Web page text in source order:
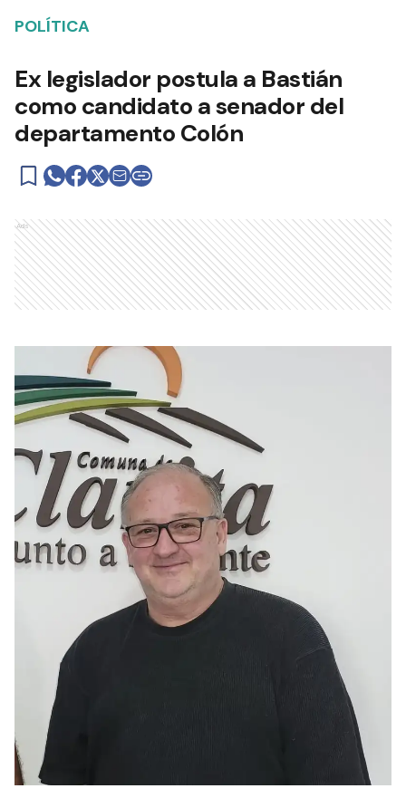
POLÍTICA
Ex legislador postula a Bastián
como candidato a senador del
departamento Colón
Ads